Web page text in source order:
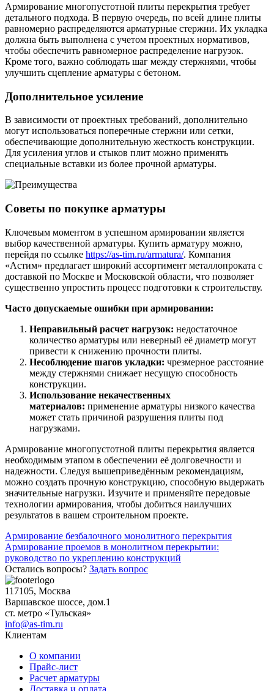
бронзовый
(пруток)
Олово,
cвинец,
цинк,
нихром
БУ металл
БУ трубы
Хомуты
стальные
Армирование многопустотной плиты перекрытия требует
детального подхода. В первую очередь, по всей длине плиты
равномерно распределяются арматурные стержни. Их укладка
должна быть выполнена с учетом проектных нормативов,
чтобы обеспечить равномерное распределение нагрузок.
Кроме того, важно соблюдать шаг между стержнями, чтобы
улучшить сцепление арматуры с бетоном.
Дополнительное усиление
В зависимости от проектных требований, дополнительно
могут использоваться поперечные стержни или сетки,
обеспечивающие дополнительную жесткость конструкции.
Для усиления углов и стыков плит можно применять
специальные вставки из более прочной арматуры.
Советы по покупке арматуры
Ключевым моментом в успешном армировании является
выбор качественной арматуры. Купить арматуру можно,
перейдя по ссылке https://as-tim.ru/armatura/. Компания
«Астим» предлагает широкий ассортимент металлопроката с
доставкой по Москве и Московской области, что позволяет
существенно упростить процесс подготовки к строительству.
Часто допускаемые ошибки при армировании:
Неправильный расчет нагрузок: недостаточное
количество арматуры или неверный её диаметр могут
привести к снижению прочности плиты.
Несоблюдение шагов укладки: чрезмерное расстояние
между стержнями снижает несущую способность
конструкции.
Использование некачественных
материалов: применение арматуры низкого качества
может стать причиной разрушения плиты под
нагрузками.
Армирование многопустотной плиты перекрытия является
необходимым этапом в обеспечении её долговечности и
надежности. Следуя вышеприведённым рекомендациям,
можно создать прочную конструкцию, способную выдержать
значительные нагрузки. Изучите и применяйте передовые
технологии армирования, чтобы добиться наилучших
результатов в вашем строительном проекте.
Навигация
по
записям
Армирование безбалочного монолитного перекрытия
Армирование проемов в монолитном перекрытии:
руководство по укреплению конструкций
Остались вопросы? Задать вопрос
117105, Москва
Варшавское шоссе, дом.1
ст. метро «Тульская»
info@as-tim.ru
Клиентам
О компании
Прайс-лист
Расчет арматуры
Доставка и оплата